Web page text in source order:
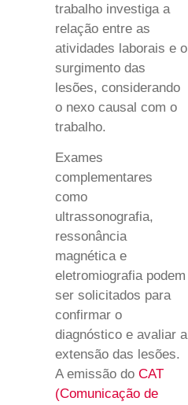
trabalho investiga a
relação entre as
atividades laborais e o
surgimento das
lesões, considerando
o nexo causal com o
trabalho.
Exames
complementares
como
ultrassonografia,
ressonância
magnética e
eletromiografia podem
ser solicitados para
confirmar o
diagnóstico e avaliar a
extensão das lesões.
A emissão do CAT
(Comunicação de